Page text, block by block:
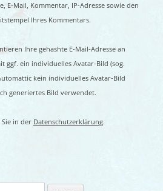
E-Mail, Kommentar, IP-Adresse sowie den
Ihres Kommentars.
Ihre gehashte E-Mail-Adresse an
ggf. ein individuelles Avatar-Bild (sog.
kein individuelles Avatar-Bild
generiertes Bild verwendet.
in der Datenschutzerklärung.